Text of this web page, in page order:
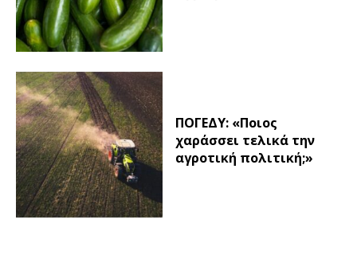
ΠΟΓΕΔΥ: «Ποιος
χαράσσει τελικά την
αγροτική πολιτική;»